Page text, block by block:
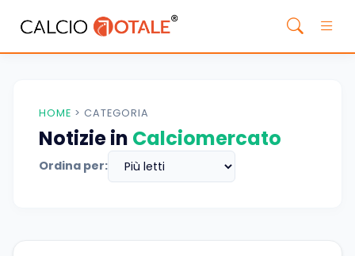
HOME > CATEGORIA
Notizie in Calciomercato
Ordina per: